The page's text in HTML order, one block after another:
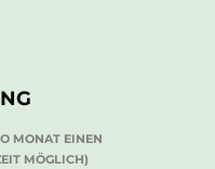
MONAT EINEN
MÖGLICH)